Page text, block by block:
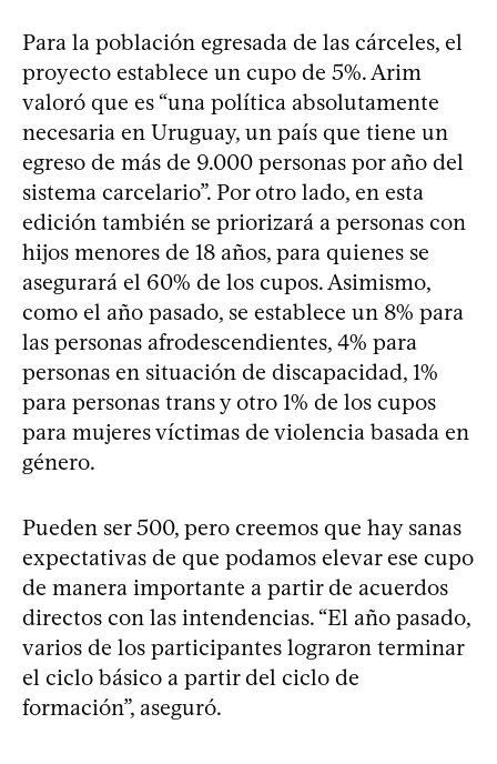
Para la población egresada de las cárceles, el
proyecto establece un cupo de 5%. Arim
valoró que es “una política absolutamente
necesaria en Uruguay, un país que tiene un
egreso de más de 9.000 personas por año del
sistema carcelario”. Por otro lado, en esta
edición también se priorizará a personas con
hijos menores de 18 años, para quienes se
asegurará el 60% de los cupos. Asimismo,
como el año pasado, se establece un 8% para
las personas afrodescendientes, 4% para
personas en situación de discapacidad, 1%
para personas trans y otro 1% de los cupos
para mujeres víctimas de violencia basada en
género.
Pueden ser 500, pero creemos que hay sanas
expectativas de que podamos elevar ese cupo
de manera importante a partir de acuerdos
directos con las intendencias. “El año pasado,
varios de los participantes lograron terminar
el ciclo básico a partir del ciclo de
formación”, aseguró.